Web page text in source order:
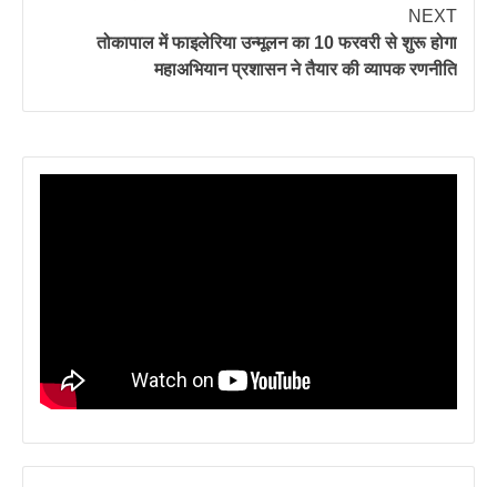
NEXT
तोकापाल में फाइलेरिया उन्मूलन का 10 फरवरी से शुरू होगा
महाअभियान प्रशासन ने तैयार की व्यापक रणनीति